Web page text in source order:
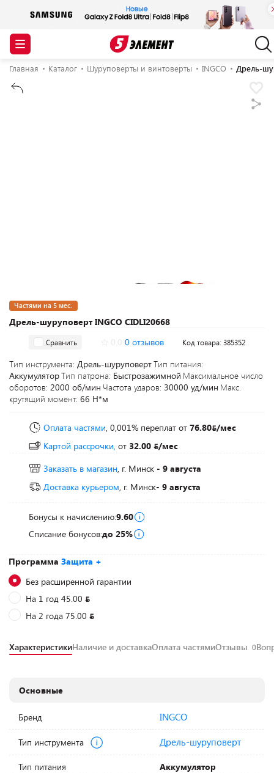
Главная Каталог Шуруповерты и винтоверты INGCO Дрель-
Дрель-шуруповерт INGCO CIDLI20668
Частями на 5 мес.
Программа Защита +
Без расширенной гарантии
На 1 год 45.00
На 2 года 75.00
Сравнить 0 отзывов Код товара: 385352
Тип инструмента: Дрель-шуруповертТип питания:
АккумуляторТип патрона: Быстрозажимной Максимальное число
оборотов: 2000 об/мин Частота ударов: 30000 уд/мин Макс.
крутящий момент: 66 Н*м
Оплата частями, 0,001% переплат от 76.80 /мес
Картой рассрочки, от 32.00
/мес
Заказать в магазин, г. Минск - 9 августа
Доставка курьером, г. Минск- 9 августа
Бонусы к начислению:9.60
Списание бонусов:до 25%
ХарактеристикиНаличие и доставкаОплата частямиОтзывы 0
Основные
Бренд INGCO
Тип инструмента Дрель-шуруповерт
Тип питания Аккумулятор